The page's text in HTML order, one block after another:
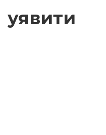
уявити